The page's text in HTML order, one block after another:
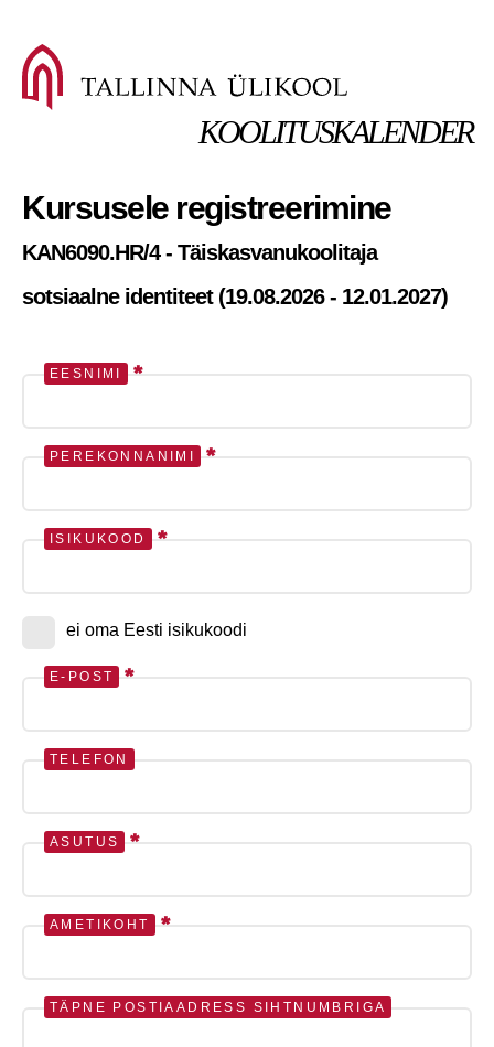
KOOLITUSKALENDER
Kursusele registreerimine
KAN6090.HR/4 - Täiskasvanukoolitaja
sotsiaalne identiteet (19.08.2026 - 12.01.2027)
EESNIMI *
PEREKONNANIMI *
ISIKUKOOD *
ei oma Eesti isikukoodi
E-POST *
TELEFON
ASUTUS *
AMETIKOHT *
TÄPNE POSTIAADRESS SIHTNUMBRIGA